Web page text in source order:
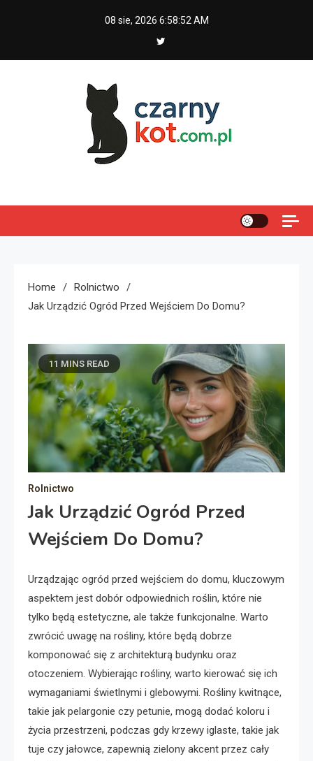
08 sie, 2026 6:58:53 AM
Home
Rolnictwo
Jak Urządzić Ogród Przed Wejściem Do Domu?
11 MINS READ
Rolnictwo
Jak Urządzić Ogród Przed
Wejściem Do Domu?
Urządzając ogród przed wejściem do domu, kluczowym
aspektem jest dobór odpowiednich roślin, które nie
tylko będą estetyczne, ale także funkcjonalne. Warto
zwrócić uwagę na rośliny, które będą dobrze
komponować się z architekturą budynku oraz
otoczeniem. Wybierając rośliny, warto kierować się ich
wymaganiami świetlnymi i glebowymi. Rośliny kwitnące,
takie jak pelargonie czy petunie, mogą dodać koloru i
życia przestrzeni, podczas gdy krzewy iglaste, takie jak
tuje czy jałowce, zapewnią zielony akcent przez cały